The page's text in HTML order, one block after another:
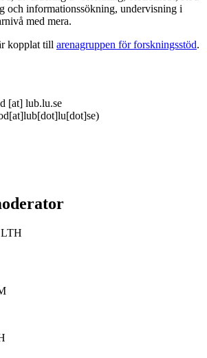
och informationssökning, undervisning i
med mera.
kopplat till arenagruppen för forskningsstöd.
[at] lub.lu.se